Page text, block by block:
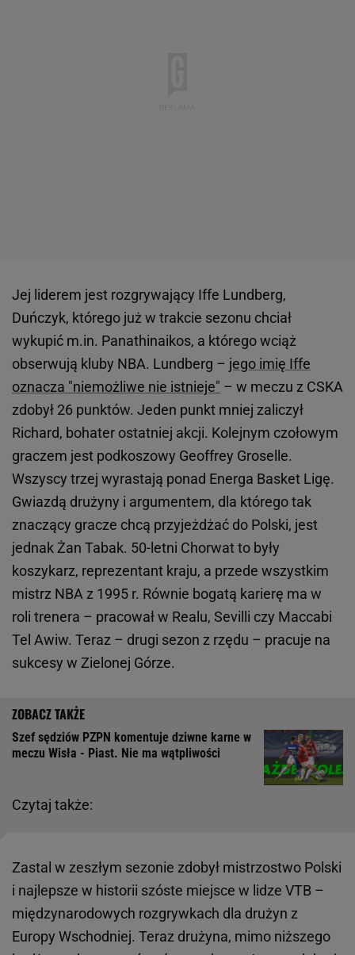
Jej liderem jest rozgrywający Iffe Lundberg,
Duńczyk, którego już w trakcie sezonu chciał
wykupić m.in. Panathinaikos, a którego wciąż
obserwują kluby NBA. Lundberg – jego imię Iffe
oznacza "niemożliwe nie istnieje" – w meczu z CSKA
zdobył 26 punktów. Jeden punkt mniej zaliczył
Richard, bohater ostatniej akcji. Kolejnym czołowym
graczem jest podkoszowy Geoffrey Groselle.
Wszyscy trzej wyrastają ponad Energa Basket Ligę.
Gwiazdą drużyny i argumentem, dla którego tak
znaczący gracze chcą przyjeżdżać do Polski, jest
jednak Żan Tabak. 50-letni Chorwat to były
koszykarz, reprezentant kraju, a przede wszystkim
mistrz NBA z 1995 r. Równie bogatą karierę ma w
roli trenera – pracował w Realu, Sevilli czy Maccabi
Tel Awiw. Teraz – drugi sezon z rzędu – pracuje na
sukcesy w Zielonej Górze.
Czytaj także:
Szef sędziów PZPN komentuje dziwne karne w
meczu Wisła - Piast. Nie ma wątpliwości
Zastal w zeszłym sezonie zdobył mistrzostwo Polski
i najlepsze w historii szóste miejsce w lidze VTB –
międzynarodowych rozgrywkach dla drużyn z
Europy Wschodniej. Teraz drużyna, mimo niższego